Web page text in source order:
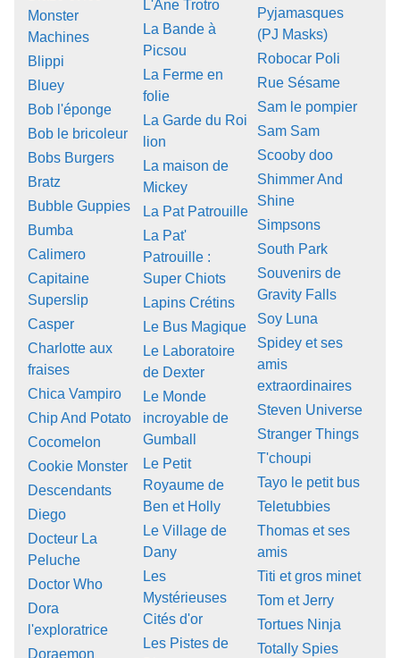
Monster
Machines
Blippi
Bluey
Bob l'éponge
Bob le bricoleur
Bobs Burgers
Bratz
Bubble Guppies
Bumba
Calimero
Capitaine
Superslip
Casper
Charlotte aux
fraises
Chica Vampiro
Chip And Potato
Cocomelon
Cookie Monster
Descendants
Diego
Docteur La
Peluche
Doctor Who
Dora
l'exploratrice
Doraemon
L'Âne Trotro
La Bande à
Picsou
La Ferme en
folie
La Garde du Roi
lion
La maison de
Mickey
La Pat Patrouille
La Pat'
Patrouille :
Super Chiots
Lapins Crétins
Le Bus Magique
Le Laboratoire
de Dexter
Le Monde
incroyable de
Gumball
Le Petit
Royaume de
Ben et Holly
Le Village de
Dany
Les
Mystérieuses
Cités d'or
Les Pistes de
Pyjamasques
(PJ Masks)
Robocar Poli
Rue Sésame
Sam le pompier
Sam Sam
Scooby doo
Shimmer And
Shine
Simpsons
South Park
Souvenirs de
Gravity Falls
Soy Luna
Spidey et ses
amis
extraordinaires
Steven Universe
Stranger Things
T'choupi
Tayo le petit bus
Teletubbies
Thomas et ses
amis
Titi et gros minet
Tom et Jerry
Tortues Ninja
Totally Spies